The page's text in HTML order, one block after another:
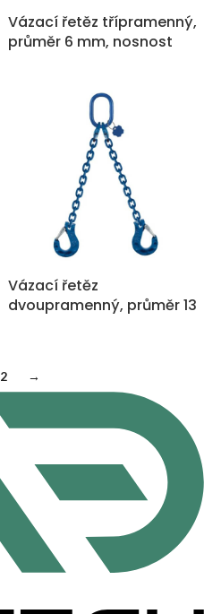
Vázací řetěz třípramenný,
průměr 6 mm, nosnost
Vázací řetěz
dvoupramenný, průměr 13
2 →